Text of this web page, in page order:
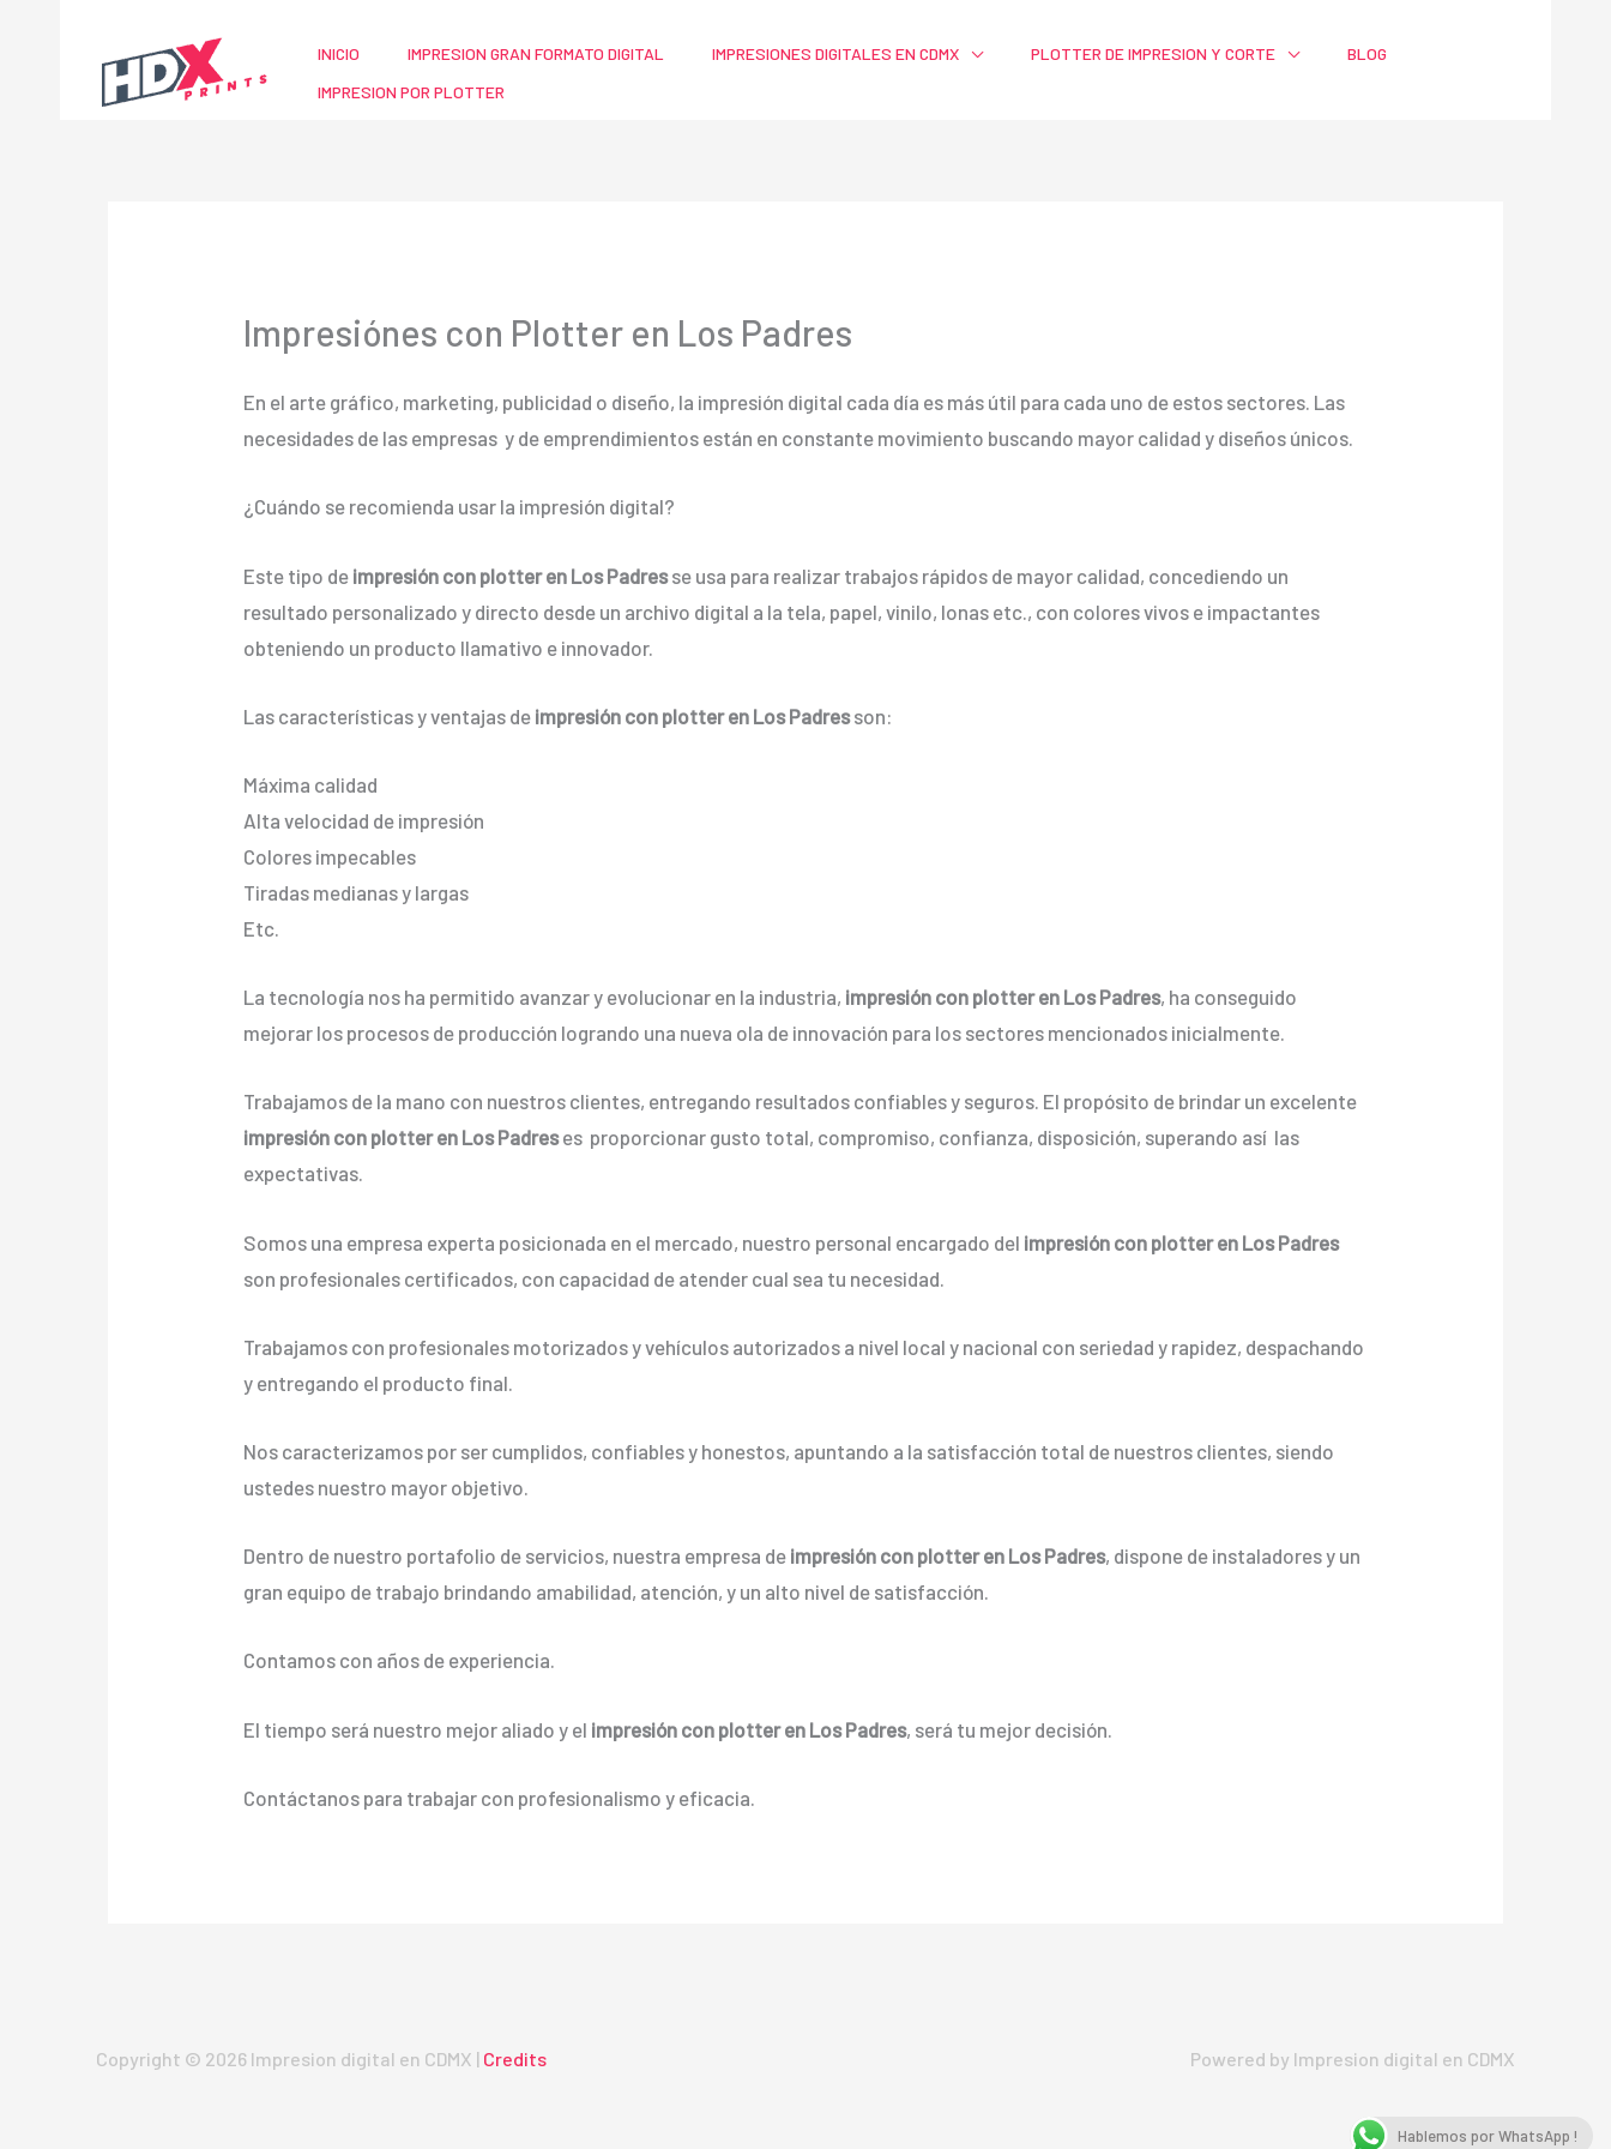
contenido
INICIO IMPRESION GRAN FORMATO DIGITAL IMPRESIONES DIGITALES EN CDMX PLOTTER DE IMPRESION Y CORTE
BLOG
IMPRESION POR PLOTTER
Impresiónes con Plotter en Los Padres
En el arte gráfico, marketing, publicidad o diseño, la impresión digital cada día es más útil para cada uno de estos sectores. Las
necesidades de las empresas y de emprendimientos están en constante movimiento buscando mayor calidad y diseños únicos.
¿Cuándo se recomienda usar la impresión digital?
Este tipo de impresión con plotter en Los Padresse usa para realizar trabajos rápidos de mayor calidad, concediendo un
resultado personalizado y directo desde un archivo digital a la tela, papel, vinilo, lonas etc., con colores vivos e impactantes
obteniendo un producto llamativo e innovador.
Las características y ventajas de impresión con plotter en Los Padresson:
Máxima calidad
Alta velocidad de impresión
Colores impecables
Tiradas medianas y largas
Etc.
La tecnología nos ha permitido avanzar y evolucionar en la industria, impresión con plotter en Los Padres, ha conseguido
mejorar los procesos de producción logrando una nueva ola de innovación para los sectores mencionados inicialmente.
Trabajamos de la mano con nuestros clientes, entregando resultados confiables y seguros. El propósito de brindar un excelente
impresión con plotter en Los Padreses proporcionar gusto total, compromiso, confianza, disposición, superando así las
expectativas.
Somos una empresa experta posicionada en el mercado, nuestro personal encargado del impresión con plotter en Los Padres
son profesionales certificados, con capacidad de atender cual sea tu necesidad.
Trabajamos con profesionales motorizados y vehículos autorizados a nivel local y nacional con seriedad y rapidez, despachando
y entregando el producto final.
Nos caracterizamos por ser cumplidos, confiables y honestos, apuntando a la satisfacción total de nuestros clientes, siendo
ustedes nuestro mayor objetivo.
Dentro de nuestro portafolio de servicios, nuestra empresa de impresión con plotter en Los Padres, dispone de instaladores y un
gran equipo de trabajo brindando amabilidad, atención, y un alto nivel de satisfacción.
Contamos con años de experiencia.
El tiempo será nuestro mejor aliado y el impresión con plotter en Los Padres, será tu mejor decisión.
Contáctanos para trabajar con profesionalismo y eficacia.
Copyright © 2026 Impresion digital en CDMX | Credits Powered by Impresion digital en CDMX
Hablemos por WhatsApp !